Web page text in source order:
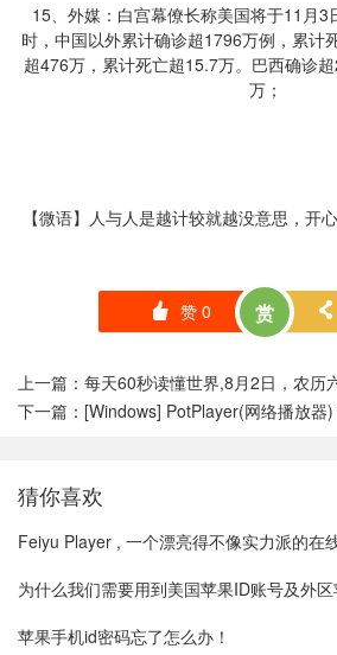
15、外媒：白宫幕僚长称美国将于11月3
时，中国以外累计确诊超1796万例，累计
超476万，累计死亡超15.7万。巴西确诊
万；
【微语】人与人是越计较就越没意思，开
󰄼 赞 0 赏 󰄯
上一篇： 每天60秒读懂世界,8月2日，农历
下一篇： [Windows] PotPlayer(网络播放器
猜你喜欢
Feiyu Player , 一个漂亮得不像实力派的在
为什么我们需要用到美国苹果ID账号及外区
苹果手机id密码忘了怎么办！